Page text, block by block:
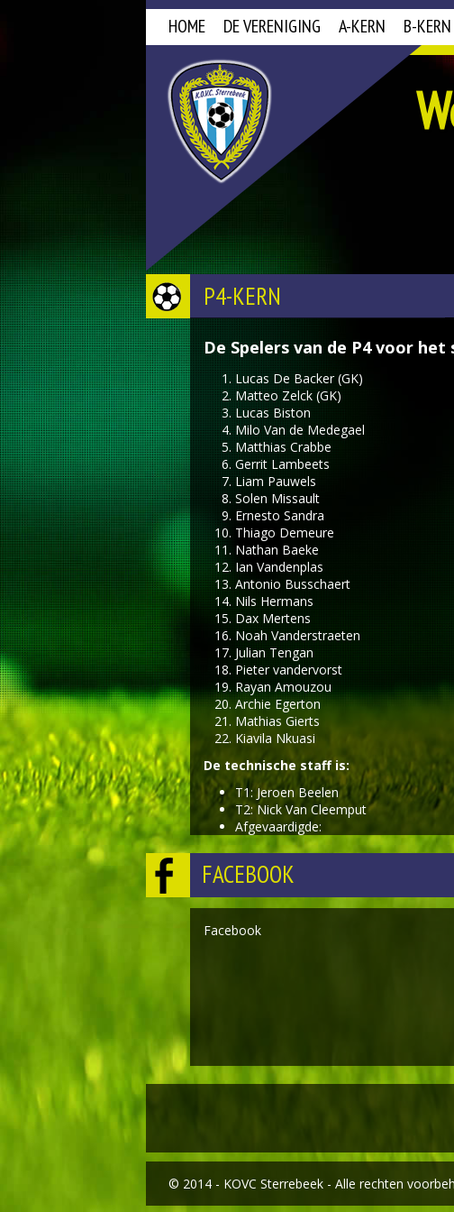
HOME DE VERENIGING A-KERN B-KERN
P4-KERN
De Spelers van de P4 voor het
Lucas De Backer (GK)
Matteo Zelck (GK)
Lucas Biston
Milo Van de Medegael
Matthias Crabbe
Gerrit Lambeets
Liam Pauwels
Solen Missault
Ernesto Sandra
Thiago Demeure
Nathan Baeke
Ian Vandenplas
Antonio Busschaert
Nils Hermans
Dax Mertens
Noah Vanderstraeten
Julian Tengan
Pieter vandervorst
Rayan Amouzou
Archie Egerton
Mathias Gierts
Kiavila Nkuasi
De technische staff is:
T1: Jeroen Beelen
T2: Nick Van Cleemput
Afgevaardigde:
FACEBOOK
Facebook
© 2014 - KOVC Sterrebeek - Alle rechten